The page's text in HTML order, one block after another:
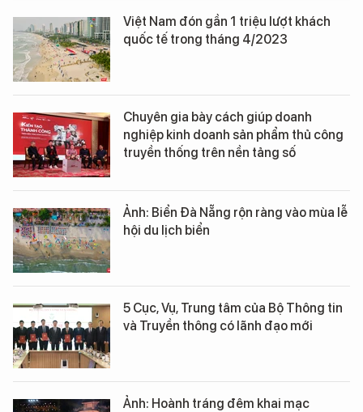
Việt Nam đón gần 1 triệu lượt khách
quốc tế trong tháng 4/2023
Chuyên gia bày cách giúp doanh
nghiệp kinh doanh sản phẩm thủ công
truyền thống trên nền tảng số
Ảnh: Biển Đà Nẵng rộn ràng vào mùa lễ
hội du lịch biển
5 Cục, Vụ, Trung tâm của Bộ Thông tin
và Truyền thông có lãnh đạo mới
Ảnh: Hoành tráng đêm khai mạc